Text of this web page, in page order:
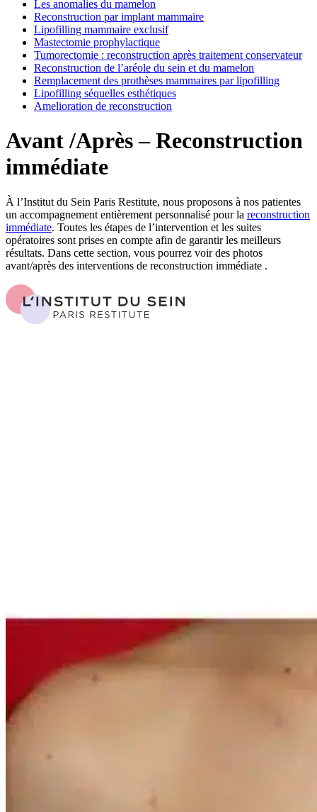
Les anomalies du mamelon
Reconstruction par implant mammaire
Lipofilling mammaire exclusif
Mastectomie prophylactique
Tumorectomie : reconstruction après traitement conservateur
Reconstruction de l’aréole du sein et du mamelon
Remplacement des prothèses mammaires par lipofilling
Lipofilling séquelles esthétiques
Amelioration de reconstruction
Avant /Après – Reconstruction
immédiate
À l’Institut du Sein Paris Restitute, nous proposons à nos patientes
un accompagnement entièrement personnalisé pour la reconstruction
immédiate. Toutes les étapes de l’intervention et les suites
opératoires sont prises en compte afin de garantir les meilleurs
résultats. Dans cette section, vous pourrez voir des photos
avant/après des interventions de reconstruction immédiate .